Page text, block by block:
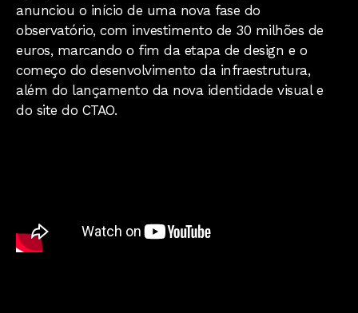
anunciou o início de uma nova fase do
observatório, com investimento de 30 milhões de
euros, marcando o fim da etapa de design e o
começo do desenvolvimento da infraestrutura,
além do lançamento da nova identidade visual e
do site do CTAO.